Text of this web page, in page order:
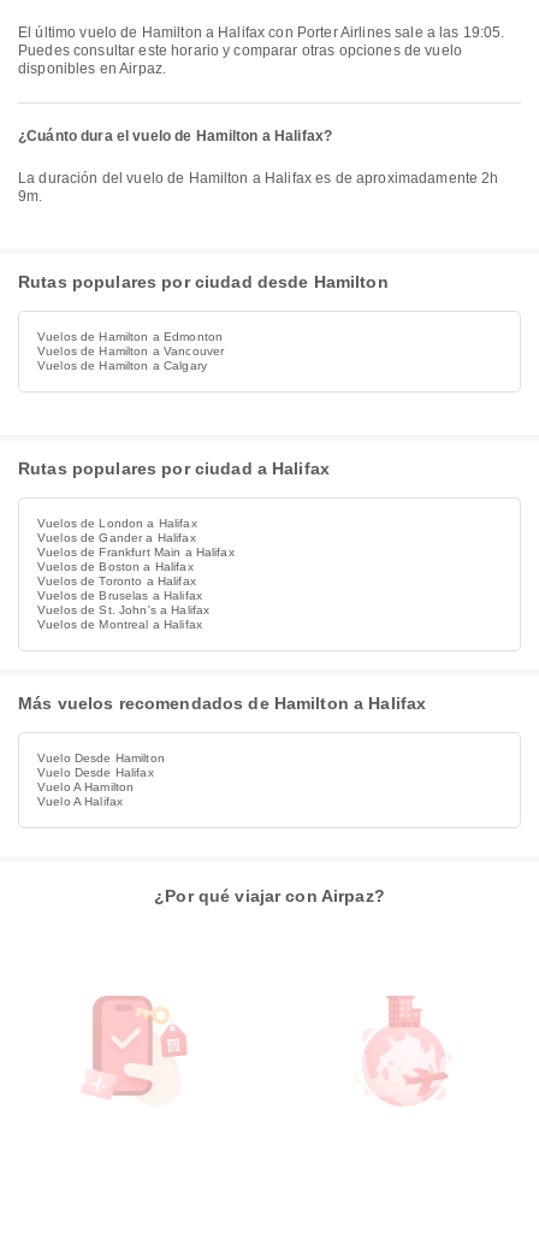
El último vuelo de Hamilton a Halifax con Porter Airlines sale a las 19:05.
Puedes consultar este horario y comparar otras opciones de vuelo
disponibles en Airpaz.
¿Cuánto dura el vuelo de Hamilton a Halifax?
La duración del vuelo de Hamilton a Halifax es de aproximadamente 2h
9m.
Rutas populares por ciudad desde Hamilton
Vuelos de Hamilton a Edmonton
Vuelos de Hamilton a Vancouver
Vuelos de Hamilton a Calgary
Rutas populares por ciudad a Halifax
Vuelos de London a Halifax
Vuelos de Gander a Halifax
Vuelos de Frankfurt Main a Halifax
Vuelos de Boston a Halifax
Vuelos de Toronto a Halifax
Vuelos de Bruselas a Halifax
Vuelos de St. John's a Halifax
Vuelos de Montreal a Halifax
Más vuelos recomendados de Hamilton a Halifax
Vuelo Desde Hamilton
Vuelo Desde Halifax
Vuelo A Hamilton
Vuelo A Halifax
¿Por qué viajar con Airpaz?